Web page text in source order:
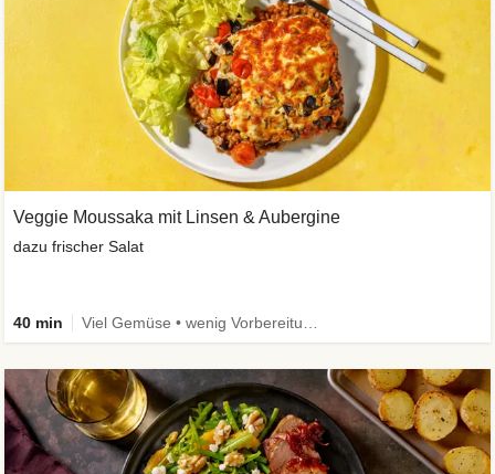
Veggie Moussaka mit Linsen & Aubergine
dazu frischer Salat
40 min